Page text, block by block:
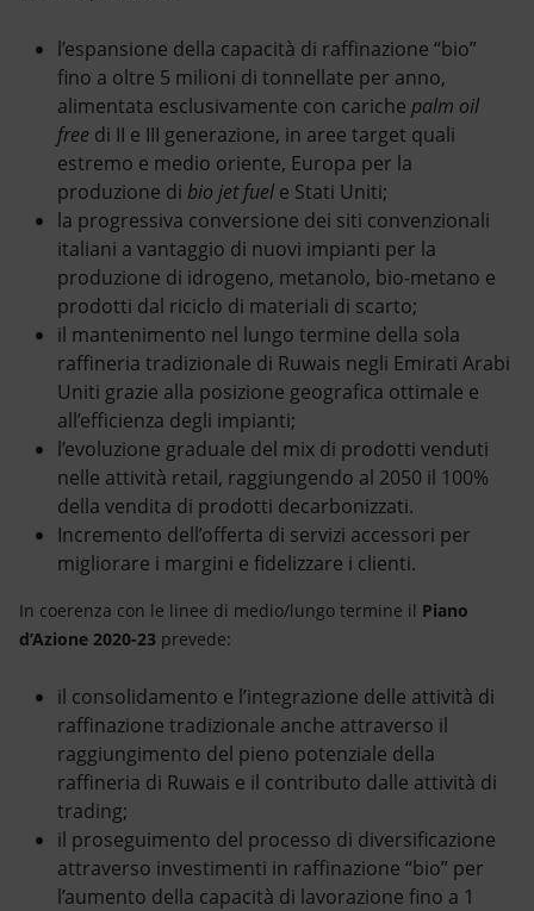
l’espansione della capacità di raffinazione “bio”
fino a oltre 5 milioni di tonnellate per anno,
alimentata esclusivamente con cariche palm oil
free di II e III generazione, in aree target quali
estremo e medio oriente, Europa per la
produzione di bio jet fuel e Stati Uniti;
la progressiva conversione dei siti convenzionali
italiani a vantaggio di nuovi impianti per la
produzione di idrogeno, metanolo, bio-metano e
prodotti dal riciclo di materiali di scarto;
il mantenimento nel lungo termine della sola
raffineria tradizionale di Ruwais negli Emirati Arabi
Uniti grazie alla posizione geografica ottimale e
all’efficienza degli impianti;
l’evoluzione graduale del mix di prodotti venduti
nelle attività retail, raggiungendo al 2050 il 100%
della vendita di prodotti decarbonizzati.
Incremento dell’offerta di servizi accessori per
migliorare i margini e fidelizzare i clienti.
In coerenza con le linee di medio/lungo termine il Piano
d’Azione 2020-23 prevede:
il consolidamento e l’integrazione delle attività di
raffinazione tradizionale anche attraverso il
raggiungimento del pieno potenziale della
raffineria di Ruwais e il contributo dalle attività di
trading;
il proseguimento del processo di diversificazione
attraverso investimenti in raffinazione “bio” per
l’aumento della capacità di lavorazione fino a 1